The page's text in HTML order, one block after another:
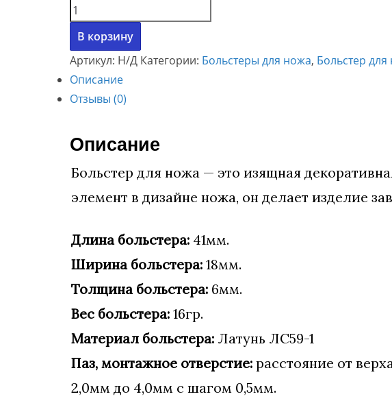
Количество
товара
Больстер
18х41мм
В корзину
Артикул: Н/Д Категории: Больстеры для ножа, Больстер
Описание
Отзывы (0)
Описание
Больстер для ножа — это изящная
элемент в дизайне ножа, он делает изделие
Длина больстера: 41мм.
Ширина больстера: 18мм.
Толщина больстера: 6мм.
Вес больстера: 16гр.
Материал больстера: Латунь ЛС59-1
Паз, монтажное отверстие: расстояние от
2,0мм до 4,0мм с шагом 0,5мм.